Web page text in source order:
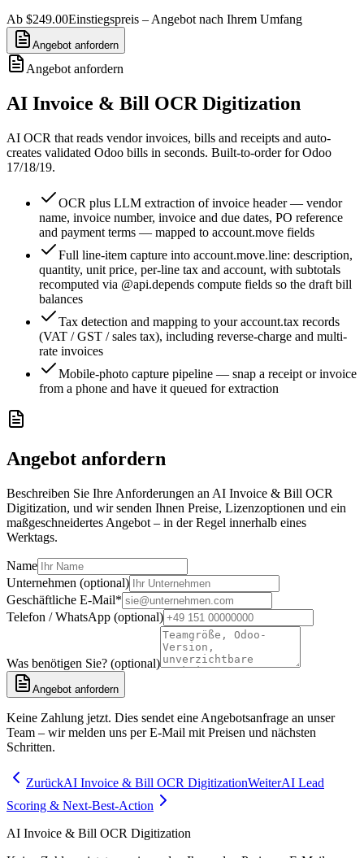
Ab $249.00Einstiegspreis – Angebot nach Ihrem Umfang
Angebot anfordern
Angebot anfordern
AI Invoice & Bill OCR Digitization
AI OCR that reads vendor invoices, bills and receipts and auto-
creates validated Odoo bills in seconds. Built-to-order for Odoo
17/18/19.
OCR plus LLM extraction of invoice header — vendor
name, invoice number, invoice and due dates, PO reference
and payment terms — mapped to account.move fields
Full line-item capture into account.move.line: description,
quantity, unit price, per-line tax and account, with subtotals
recomputed via @api.depends compute fields so the draft bill
balances
Tax detection and mapping to your account.tax records
(VAT / GST / sales tax), including reverse-charge and multi-
rate invoices
Mobile-photo capture pipeline — snap a receipt or invoice
from a phone and have it queued for extraction
Angebot anfordern
Beschreiben Sie Ihre Anforderungen an AI Invoice & Bill OCR
Digitization, und wir senden Ihnen Preise, Lizenzoptionen und ein
maßgeschneidertes Angebot – in der Regel innerhalb eines
Werktags.
Name
Unternehmen (optional)
Geschäftliche E-Mail*
Telefon / WhatsApp (optional)
Was benötigen Sie? (optional)
Angebot anfordern
Keine Zahlung jetzt. Dies sendet eine Angebotsanfrage an unser
Team – wir melden uns per E-Mail mit Preisen und nächsten
Schritten.
ZurückAI Invoice & Bill OCR DigitizationWeiterAI Lead
Scoring & Next-Best-Action
AI Invoice & Bill OCR Digitization